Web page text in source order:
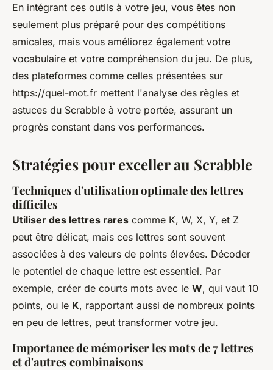
En intégrant ces outils à votre jeu, vous êtes non
seulement plus préparé pour des compétitions
amicales, mais vous améliorez également votre
vocabulaire et votre compréhension du jeu. De plus,
des plateformes comme celles présentées sur
https://quel-mot.fr mettent l'analyse des règles et
astuces du Scrabble à votre portée, assurant un
progrès constant dans vos performances.
Stratégies pour exceller au Scrabble
Techniques d'utilisation optimale des lettres
difficiles
Utiliser des lettres rares comme K, W, X, Y, et Z
peut être délicat, mais ces lettres sont souvent
associées à des valeurs de points élevées. Décoder
le potentiel de chaque lettre est essentiel. Par
exemple, créer de courts mots avec le W, qui vaut 10
points, ou le K, rapportant aussi de nombreux points
en peu de lettres, peut transformer votre jeu.
Importance de mémoriser les mots de 7 lettres
et d'autres combinaisons